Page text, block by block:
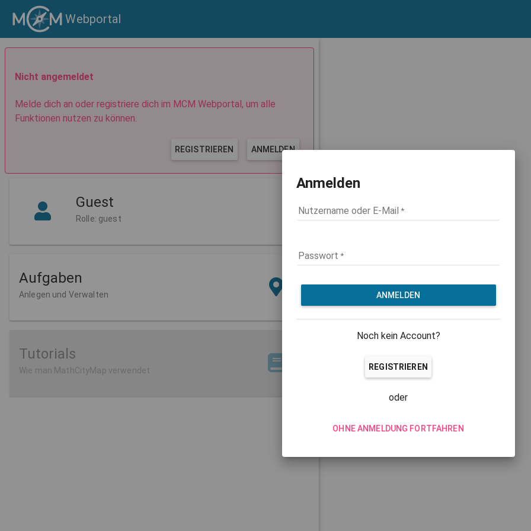
Webportal
Nicht angemeldet
Melde dich an oder registriere dich im MCM Webportal, um alle
Funktionen nutzen zu können.
REGISTRIEREN ANMELDEN
Guest
Rolle: guest
Aufgaben
Anlegen und Verwalten
Tutorials
Wie man MathCityMap verwendet
Anmelden
Nutzername oder E-Mail
Passwort
ANMELDEN
Noch kein Account?
REGISTRIEREN
oder
OHNE ANMELDUNG FORTFAHREN